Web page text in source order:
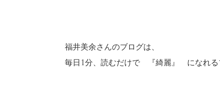
福井美余さんのブログは、
毎日1分、読むだけで 『綺麗』 になれる